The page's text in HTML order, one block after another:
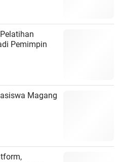
Pemimpin
Magang